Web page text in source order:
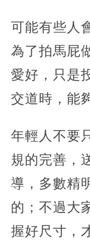
可能有些人
為了拍馬屁
愛好，只是
交道時，能
年輕人不要
規的完善，
導，多數精
的；不過大
握好尺寸，